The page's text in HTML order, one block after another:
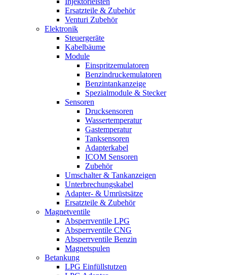
Ersatzteile & Zubehör
Venturi Zubehör
Elektronik
Steuergeräte
Kabelbäume
Module
Einspritzemulatoren
Benzindruckemulatoren
Benzintankanzeige
Spezialmodule & Stecker
Sensoren
Drucksensoren
Wassertemperatur
Gastemperatur
Tanksensoren
Adapterkabel
ICOM Sensoren
Zubehör
Umschalter & Tankanzeigen
Unterbrechungskabel
Adapter- & Umrüstsätze
Ersatzteile & Zubehör
Magnetventile
Absperrventile LPG
Absperrventile CNG
Absperrventile Benzin
Magnetspulen
Betankung
LPG Einfüllstutzen